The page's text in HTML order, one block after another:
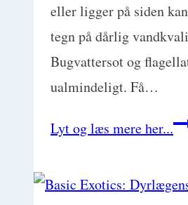
eller ligger på siden
tegn på dårlig
Bugvattersot og
ualmindeligt. Få…
Lyt og læs mere her...